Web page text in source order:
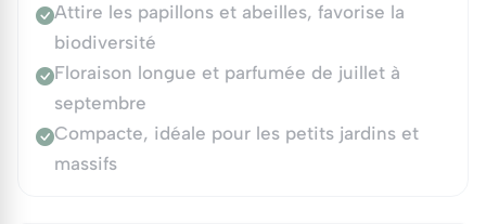
Attire les papillons et abeilles, favorise la
biodiversité
Floraison longue et parfumée de juillet à
septembre
Compacte, idéale pour les petits jardins et
massifs